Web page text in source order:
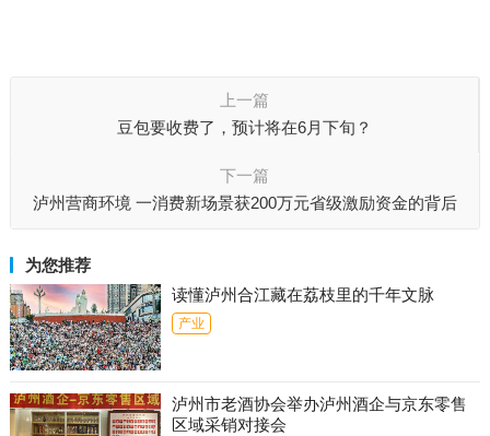
上一篇
豆包要收费了，预计将在6月下旬？
下一篇
泸州营商环境 一消费新场景获200万元省级激励资金的背后
为您推荐
读懂泸州合江藏在荔枝里的千年文脉
产业
泸州市老酒协会举办泸州酒企与京东零售
区域采销对接会